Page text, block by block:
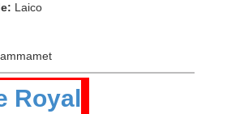
Laico
Royal